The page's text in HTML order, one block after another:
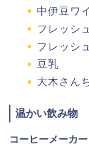
中伊豆ワ
フレッシ
フレッシ
豆乳
大木さん
温かい飲み物
コーヒーメーカー